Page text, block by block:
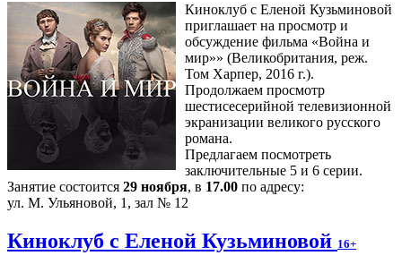
Киноклуб с Еленой Кузьминовой
приглашает на просмотр и
обсуждение фильма «Война и
мир»» (Великобритания, реж.
Том Харпер, 2016 г.).
Продолжаем просмотр
шестисесерийной телевизионной
экранизации великого русского
романа.
Предлагаем посмотреть
заключительные 5 и 6 серии.
Занятие состоится 29 ноября, в 17.00 по адресу:
ул. М. Ульяновой, 1, зал № 12
Киноклуб с Еленой Кузьминовой 16+